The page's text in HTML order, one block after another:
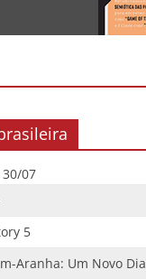
07
5
Aranha: Um Novo Dia